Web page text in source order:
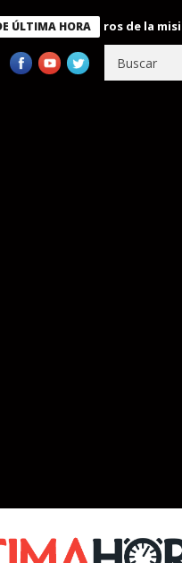
ÚLTIMA HORA
a miembros de la misión